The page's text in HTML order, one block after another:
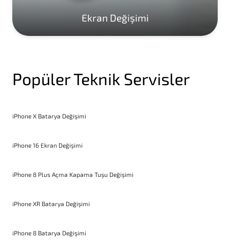
Ekran Değişimi
Popüler Teknik Servisler
iPhone X Batarya Değişimi
iPhone 16 Ekran Değişimi
iPhone 8 Plus Açma Kapama Tuşu Değişimi
iPhone XR Batarya Değişimi
iPhone 8 Batarya Değişimi